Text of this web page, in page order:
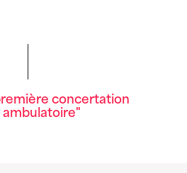
concertation
ambulatoire"